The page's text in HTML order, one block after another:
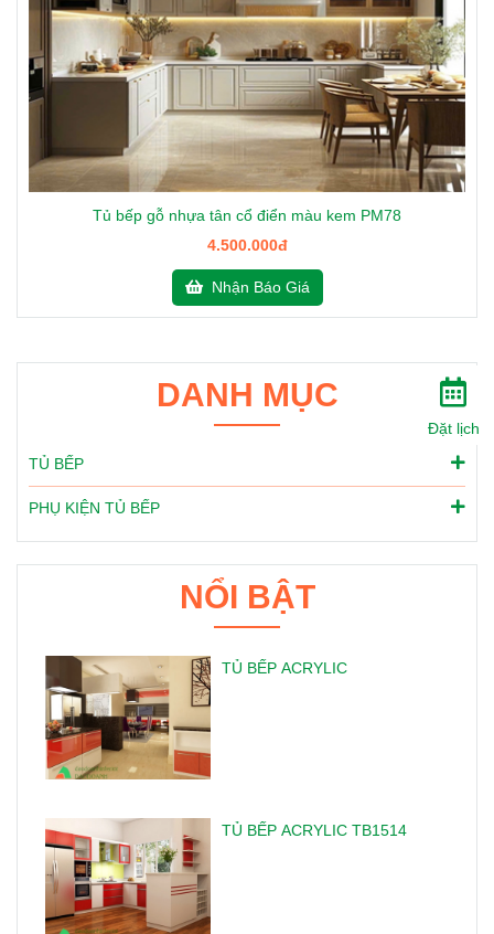
Tủ bếp gỗ nhựa tân cổ điển màu kem PM78
4.500.000đ
Nhận Báo Giá
DANH MỤC
TỦ BẾP
PHỤ KIỆN TỦ BẾP
NỔI BẬT
TỦ BẾP ACRYLIC
TỦ BẾP ACRYLIC TB1514
Đặt lịch